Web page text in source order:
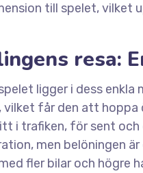
till spelet, vilket
resa:
ligger i dess
vilket får den att
i trafiken, för sent
men belöningen
fler bilar och högre